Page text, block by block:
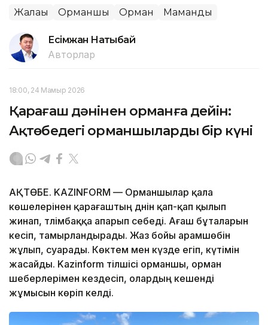
Жалақы Орманшы Орман Мамандық
Есімжан Нақтыбай
Авторлар
18:00, 24 Мамыр 2026
Қарағаш дәнінен орманға дейін:
Ақтөбедегі орманшылардың бір күні
АҚТӨБЕ. KAZINFORM — Орманшылар қала
көшелерінен қарағаштың дәнін қап-қап қылып
жинап, тәлімбаққа апарып себеді. Ағаш бұталарын
кесіп, тамырландырады. Жаз бойы арамшөбін
жұлып, суарады. Көктем мен күзде егіп, күтімін
жасайды. Kazinform тілшісі орманшы, орман
шеберлерімен кездесіп, олардың кешенді
жұмысын көріп келді.